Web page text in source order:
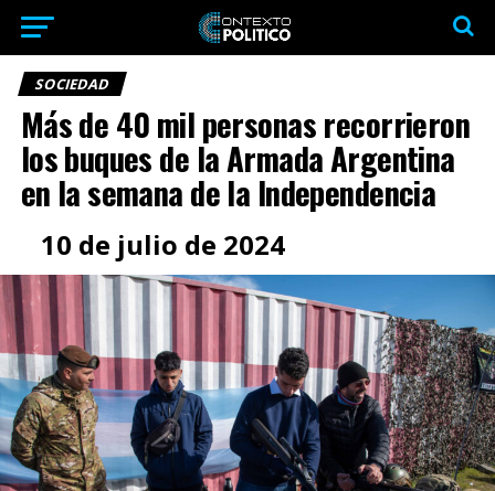
SOCIEDAD
Más de 40 mil personas recorrieron
los buques de la Armada Argentina
en la semana de la Independencia
10 de julio de 2024